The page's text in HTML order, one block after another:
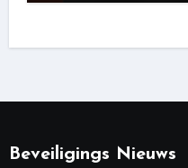
Beveiligings Nieuws